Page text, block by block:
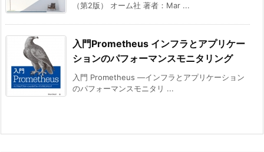
（第2版） オーム社 著者：Mar ...
入門Prometheus インフラとアプリケー
ションのパフォーマンスモニタリング
入門 Prometheus ―インフラとアプリケーション
のパフォーマンスモニタリ ...